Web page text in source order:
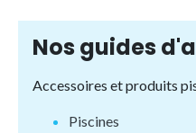
Nos guides
Accessoires et produits
Piscines